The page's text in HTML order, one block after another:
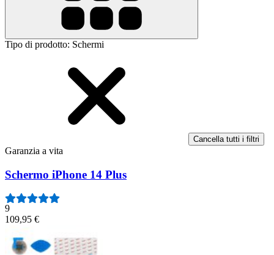
Tipo di prodotto: Schermi
Cancella tutti i filtri
Garanzia a vita
Schermo iPhone 14 Plus
9
109,95 €